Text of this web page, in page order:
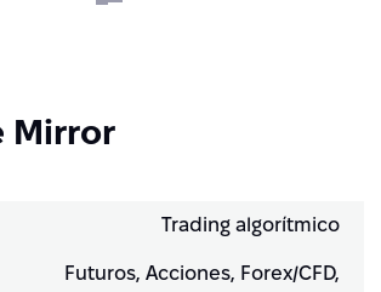
Mirror
Trading algorítmico
Futuros, Acciones, Forex/CFD,